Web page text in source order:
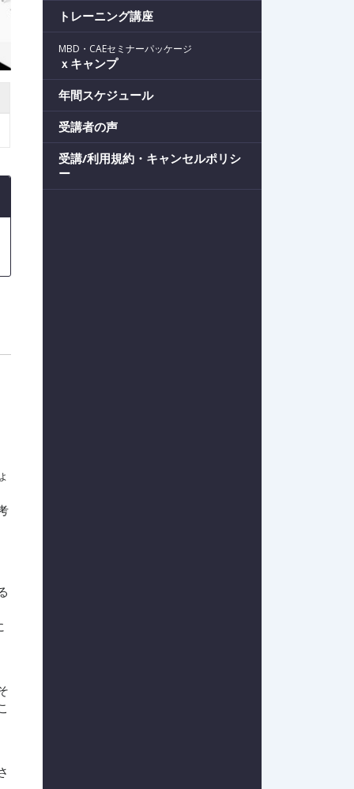
トレーニング講座
MBD・CAEセミナーパッケージ
ｘキャンプ
年間スケジュール
受講者の声
受講/利用規約・キャンセルポリシ
ー